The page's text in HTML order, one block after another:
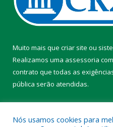
Muito mais que criar site ou
Realizamos uma assessoria
contrato que todas as
pública serão atendidas.
Nós usamos cookies para